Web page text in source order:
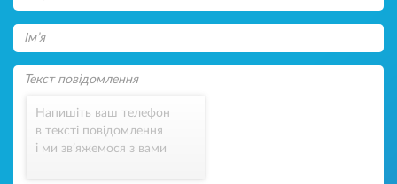
Напишіть ваш телефон
в тексті повідомлення
і ми зв’яжемося з вами